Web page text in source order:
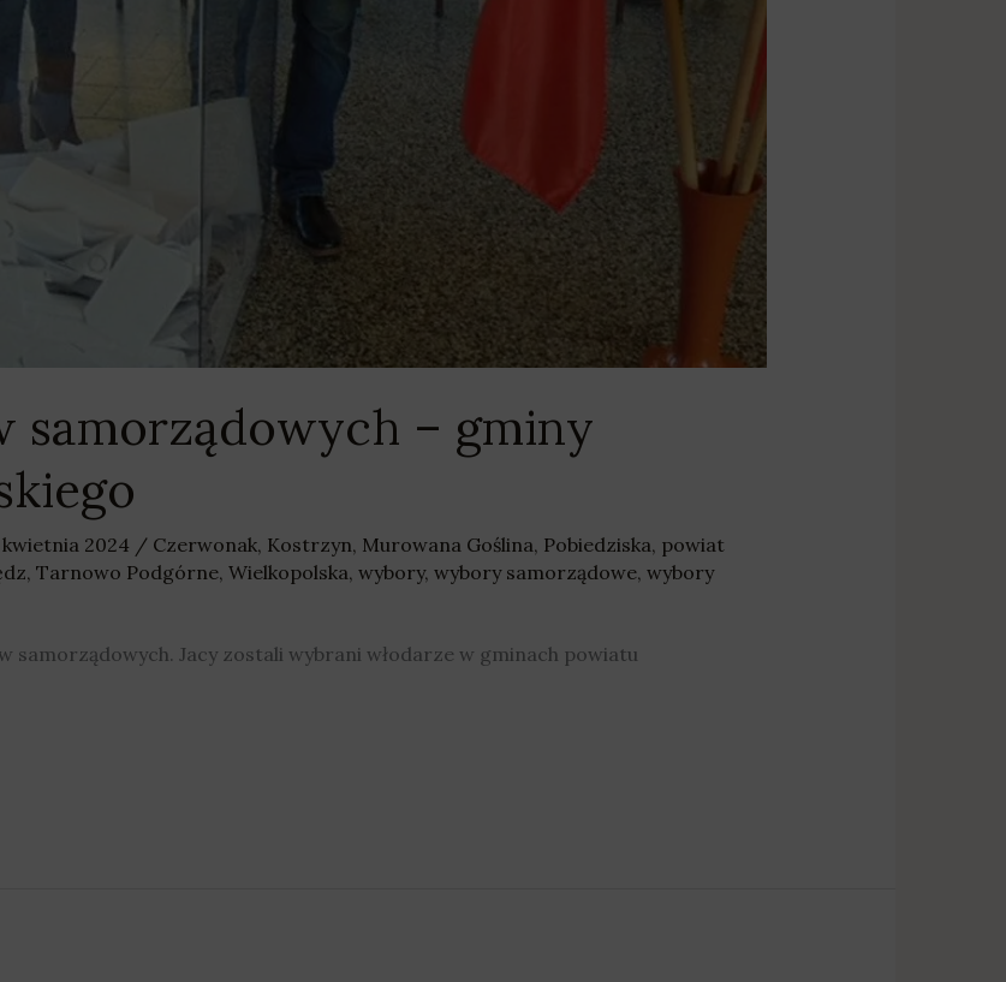
– gminy
kwietnia 2024 / Czerwonak, Kostrzyn, Murowana Goślina, Pobiedziska, powiat
, Tarnowo Podgórne, Wielkopolska, wybory, wybory samorządowe, wybory
samorządowych. Jacy zostali wybrani włodarze w gminach powiatu